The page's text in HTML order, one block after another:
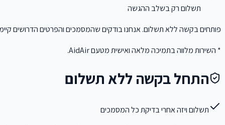
תשלום רק בשלב ההגשה
פותחים בקשה ללא תשלום. אנחנו בודקים שהמסמכים והפרטים הדרושים
* השירות מלווה בתמיכה מלאה ואישית מטעםAidAir
.
התחל בקשה ללא תשלום
תשלום ויזה אחרי בדיקת כל המסמכים